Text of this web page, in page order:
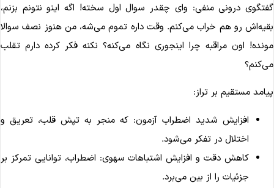
درونی منفی: وای چقدر سوال اول سخته! اگه اینو نتونم بزنم،
رو هم خراب می‌کنم. وقت داره تموم می‌شه، من هنوز نصف سوالا
اون مراقبه چرا اینجوری نگاه می‌کنه؟ نکنه فکر کرده دارم تقلب
مستقیم بر تراز:
افزایش شدید اضطراب آزمون: که منجر به تپش قلب، تعریق و
اختلال در تفکر می‌شود.
کاهش دقت و افزایش اشتباهات سهوی: اضطراب، توانایی تمرکز بر
جزئیات را از بین می‌برد.